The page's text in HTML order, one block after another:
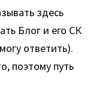
здесь
Блог и его СК
ответить).
поэтому путь